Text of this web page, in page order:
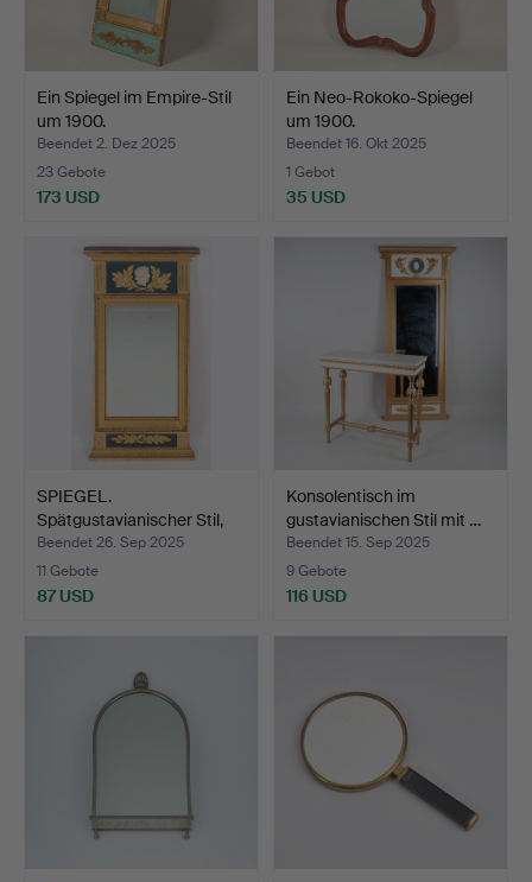
Ein Spiegel im Empire-Stil
um 1900.
Beendet 2. Dez 2025
23 Gebote
173 USD
Ein Neo-Rokoko-Spiegel
um 1900.
Beendet 16. Okt 2025
1 Gebot
35 USD
SPIEGEL.
Spätgustavianischer Stil,
zweite …
Beendet 26. Sep 2025
11 Gebote
87 USD
Konsolentisch im
gustavianischen Stil mit …
Beendet 15. Sep 2025
9 Gebote
116 USD